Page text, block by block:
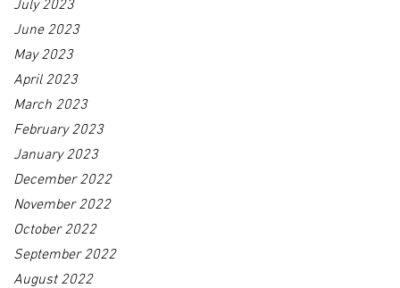
July 2023
June 2023
May 2023
April 2023
March 2023
February 2023
January 2023
December 2022
November 2022
October 2022
September 2022
August 2022